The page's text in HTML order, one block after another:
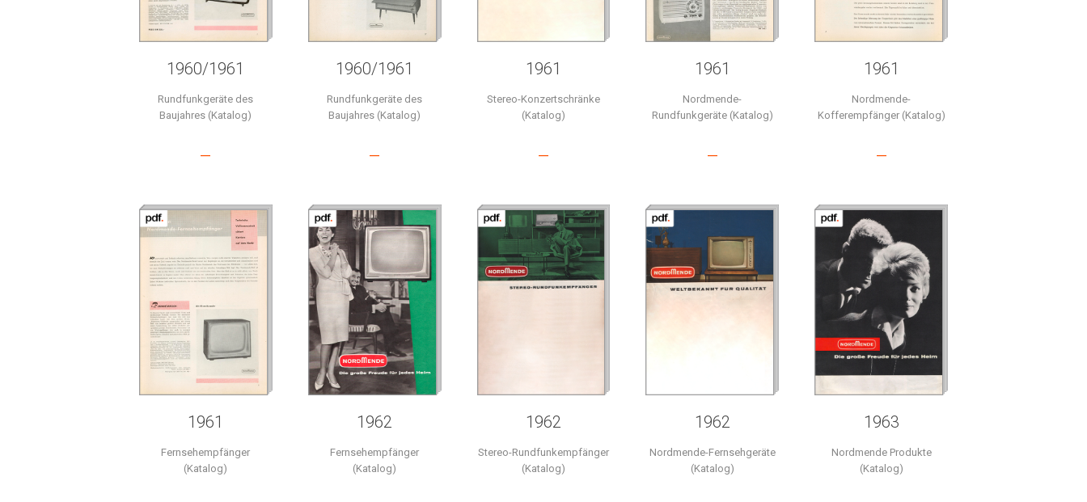
1960/1961
Rundfunkgeräte des
Baujahres (Katalog)
–
1961
Fernsehempfänger
(Katalog)
1960/1961
Rundfunkgeräte des
Baujahres (Katalog)
–
1962
Fernsehempfänger
(Katalog)
1961
Stereo-Konzertschränke
(Katalog)
–
1962
Stereo-Rundfunkempfänger
(Katalog)
1961
Nordmende-
Rundfunkgeräte (Katalog)
–
1962
Nordmende-Fernsehgeräte
(Katalog)
1961
Nordmende-
Kofferempfänger (Katalog)
–
1963
Nordmende Produkte
(Katalog)